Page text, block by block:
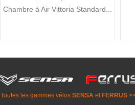
Chambre à Air Vittoria Standard...
Toutes les gammes vélos SENSA et FERRUS